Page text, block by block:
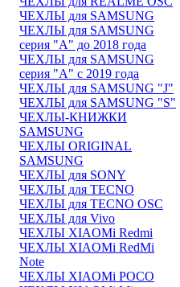
ЧЕХЛЫ для SAMSUNG
ЧЕХЛЫ для SAMSUNG
серия "A" до 2018 года
ЧЕХЛЫ для SAMSUNG
серия "A" с 2019 года
ЧЕХЛЫ для SAMSUNG "J"
ЧЕХЛЫ для SAMSUNG "S"
ЧЕХЛЫ-КНИЖКИ
SAMSUNG
ЧЕХЛЫ ORIGINAL
SAMSUNG
ЧЕХЛЫ для SONY
ЧЕХЛЫ для TECNO
ЧЕХЛЫ для TECNO OSC
ЧЕХЛЫ для Vivo
ЧЕХЛЫ XIAOMi Redmi
ЧЕХЛЫ XIAOMi RedMi
Note
ЧЕХЛЫ XIAOMi POCO